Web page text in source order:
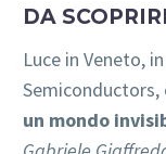
DA
Luce in Veneto,
Semiconductors,
un mondo